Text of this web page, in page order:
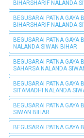
BIHARSHARIF NALANDA
BEGUSARAI PATNA GAYA
BIHARSHARIF NALANDA
BEGUSARAI PATNA GAYA
NALANDA SIWAN BIHAR
BEGUSARAI PATNA GAYA
SAHARSA NALANDA
BEGUSARAI PATNA GAYA
SITAMADHI NALANDA
BEGUSARAI PATNA GAYA
SIWAN BIHAR
BEGUSARAI PATNA GAYA